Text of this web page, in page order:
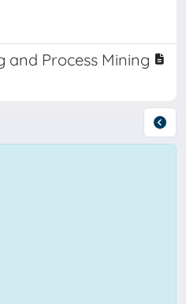
and Process Mining